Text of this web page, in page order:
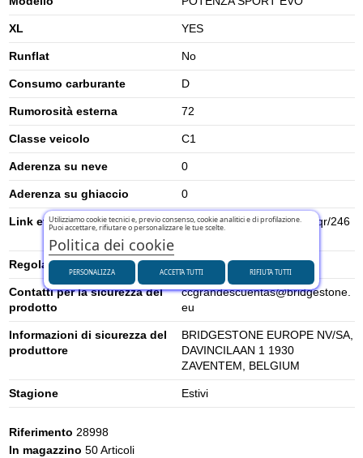
XL YES
Runflat No
Consumo carburante D
Rumorosità esterna 72
Classe veicolo C1
Aderenza su neve 0
Aderenza su ghiaccio 0
Link etichetta energetica UE
https://eprel.ec.europa.eu/qr/246
Regolamento UE (2020/740) 2020/740
Contatti per la sicurezza del
prodotto
ccgrandescuentas@bridgestone.
eu
Informazioni di sicurezza del
produttore
BRIDGESTONE EUROPE NV/SA,
DAVINCILAAN 1 1930
ZAVENTEM, BELGIUM
Stagione Estivi
Riferimento 28998
In magazzino 50 Articoli
Utilizziamo cookie tecnici e, previo consenso, cookie analitici e di profilazione.
Puoi accettare, rifiutare o personalizzare le tue scelte.
Politica dei cookie
PERSONALIZZA RIFIUTA TUTTI
ACCETTA TUTTI